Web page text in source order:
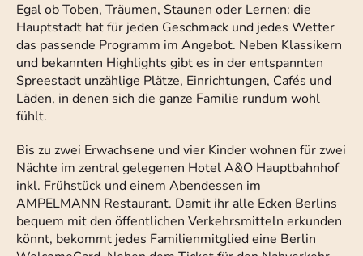
Egal ob Toben, Träumen, Staunen oder Lernen: die
Hauptstadt hat für jeden Geschmack und jedes Wetter
das passende Programm im Angebot. Neben Klassikern
und bekannten Highlights gibt es in der entspannten
Spreestadt unzählige Plätze, Einrichtungen, Cafés und
Läden, in denen sich die ganze Familie rundum wohl
fühlt.
Bis zu zwei Erwachsene und vier Kinder wohnen für zwei
Nächte im zentral gelegenen Hotel A&O Hauptbahnhof
inkl. Frühstück und einem Abendessen im
AMPELMANN Restaurant. Damit ihr alle Ecken Berlins
bequem mit den öffentlichen Verkehrsmitteln erkunden
könnt, bekommt jedes Familienmitglied eine Berlin